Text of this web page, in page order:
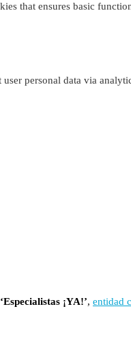
that ensures basic
personal data via
¡YA!’, entidad